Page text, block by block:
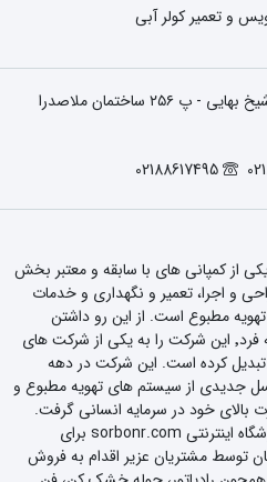
و تعمیر کولر آبی
خ ملاصدرا -بین خ خوارزمی و شیخ بهایی - پ ۲۵۶ ساختمان ملاصدرا
02188617495
از کمپانی های با سابقه و معتبر بخش
و اجرا، تعمیر و نگهداری و خدمات
مطبوع است. از این رو داشتن
ویژگی های بارز و خدماتی منحصر به فرد٬ این شرکت را به یکی از شرکت های
کرده است. این شرکت در دهه
نسل جدیدی از سیستم های تهویه مطبوع و
خود در سرمایه انسانی گرفت.
همچنین این شرکت با راه اندازی فروشگاه اینترنتی sorbonr.com برای
توسط مشتریان عزیر اقدام به فروش